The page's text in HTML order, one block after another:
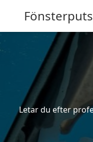
Letar du efter